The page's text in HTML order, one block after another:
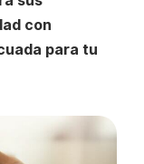
con
para tu